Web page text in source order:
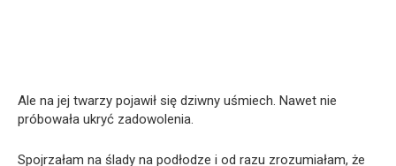
Ale na jej twarzy pojawił się dziwny uśmiech. Nawet nie
próbowała ukryć zadowolenia.
Spojrzałam na ślady na podłodze i od razu zrozumiałam, że